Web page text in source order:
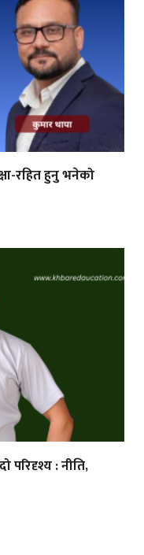
रहित हुनु भनेको
परिदृश्य : नीति,